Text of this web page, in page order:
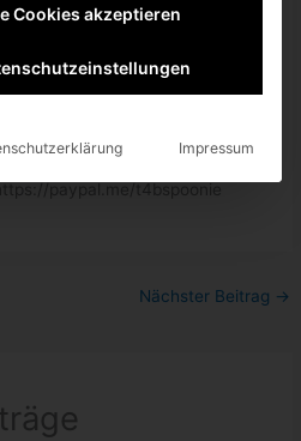
Fan und Gelegenheitsspieler.
Nächster Beitrag →
Cookies akzeptieren
Impressum